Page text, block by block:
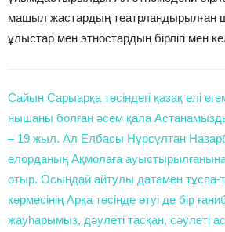
машыл жастардың театрлан­ды­рыл­ған
ұлыстар мен этностардың бірлігі мен
Сайын Сарыарқа төсіндегі қазақ елі
нышаны болған әсем қала
– 19 жыл. Ал Елбасы Нұрсұлтан
елорданың Ақмолаға
отыр. Осындай айтулы датамен
көрмесінің Арқа төсінде өтуі де бір
жауһарымыз, дәулеті тасқан, сәулеті